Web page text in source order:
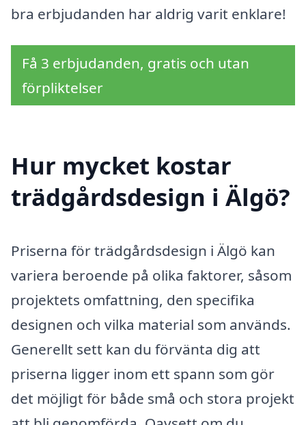
bra erbjudanden har aldrig varit enklare!
Få 3 erbjudanden, gratis och utan
förpliktelser
Hur mycket kostar
trädgårdsdesign i Älgö?
Priserna för trädgårdsdesign i Älgö kan
variera beroende på olika faktorer, såsom
projektets omfattning, den specifika
designen och vilka material som används.
Generellt sett kan du förvänta dig att
priserna ligger inom ett spann som gör
det möjligt för både små och stora projekt